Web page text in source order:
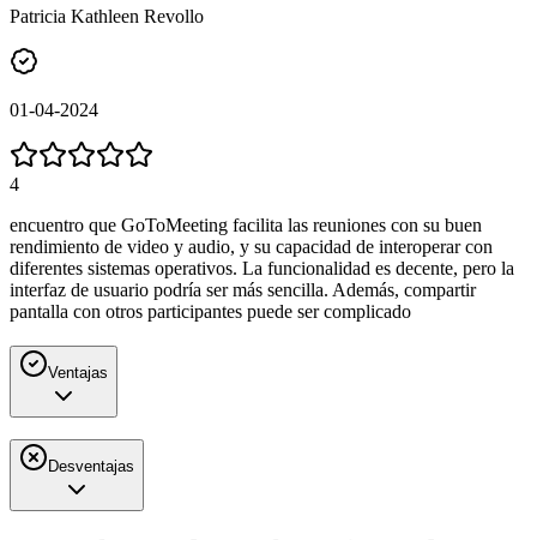
Patricia Kathleen Revollo
01-04-2024
4
encuentro que GoToMeeting facilita las reuniones con su buen
rendimiento de video y audio, y su capacidad de interoperar con
diferentes sistemas operativos. La funcionalidad es decente, pero la
interfaz de usuario podría ser más sencilla. Además, compartir
pantalla con otros participantes puede ser complicado
Ventajas
Desventajas